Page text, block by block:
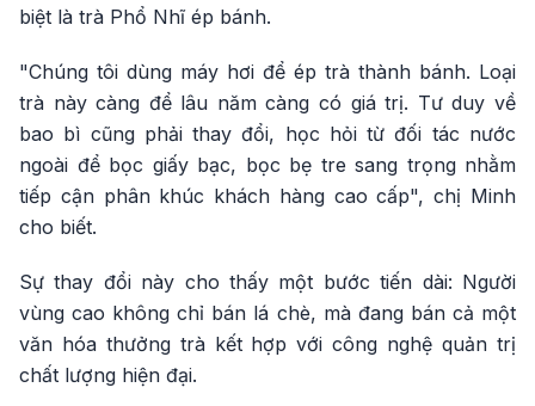
biệt là trà Phổ Nhĩ ép bánh.
"Chúng tôi dùng máy hơi để ép trà thành bánh. Loại
trà này càng để lâu năm càng có giá trị. Tư duy về
bao bì cũng phải thay đổi, học hỏi từ đối tác nước
ngoài để bọc giấy bạc, bọc bẹ tre sang trọng nhằm
tiếp cận phân khúc khách hàng cao cấp", chị Minh
cho biết.
Sự thay đổi này cho thấy một bước tiến dài: Người
vùng cao không chỉ bán lá chè, mà đang bán cả một
văn hóa thưởng trà kết hợp với công nghệ quản trị
chất lượng hiện đại.